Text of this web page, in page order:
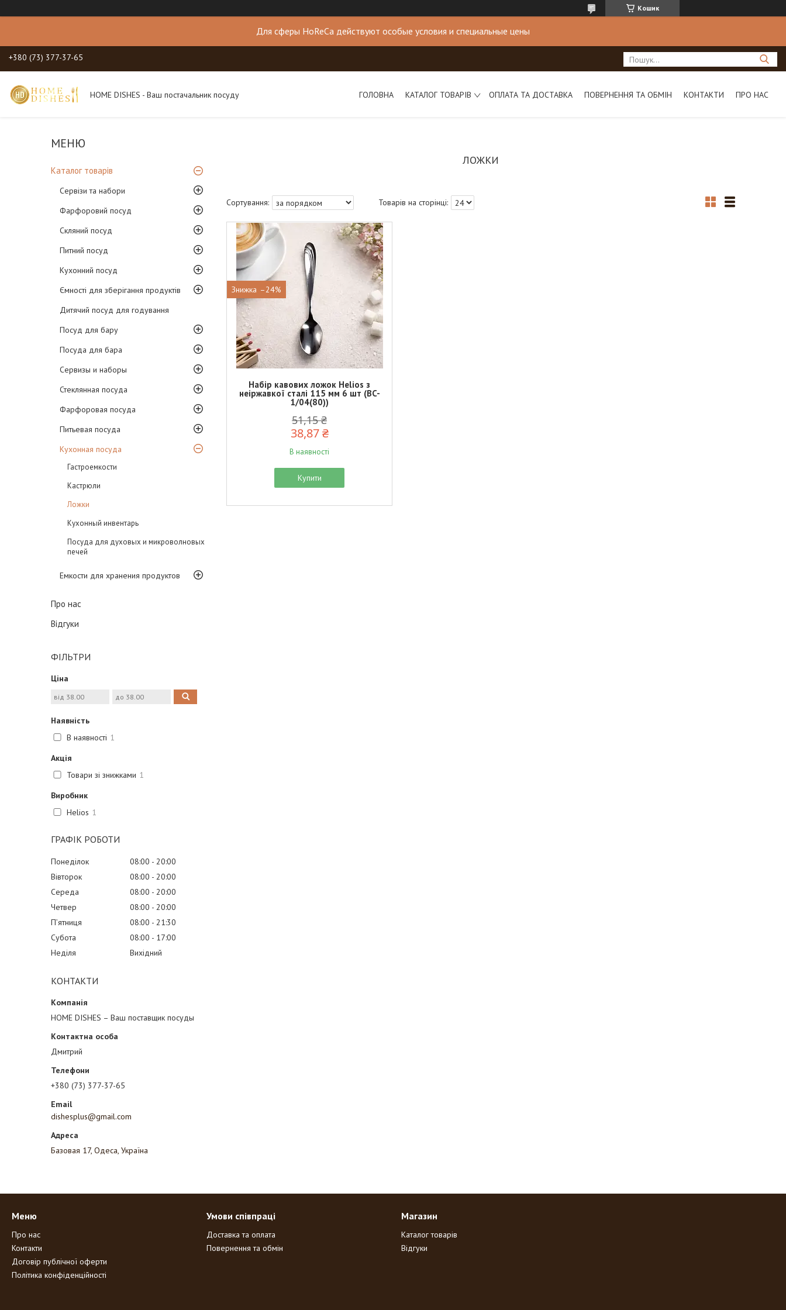
Кошик
Для сферы HoReCa действуют особые условия и специальные цены
+380 (73) 377-37-65
HOME DISHES - Ваш постачальник посуду ГОЛОВНА КАТАЛОГ ТОВАРІВ ОПЛАТА ТА ДОСТАВКА ПОВЕРНЕННЯ ТА ОБМІН КОНТАКТИ ПРО НАС
Каталог товарів
Сервізи та набори
Фарфоровий посуд
Скляний посуд
Питний посуд
Кухонний посуд
Ємності для зберігання продуктів
Дитячий посуд для годування
Посуд для бару
Посуда для бара
Сервизы и наборы
Стеклянная посуда
Фарфоровая посуда
Питьевая посуда
Кухонная посуда
Гастроемкости
Кастрюли
Ложки
Кухонный инвентарь
Посуда для духовых и микроволновых
печей
Емкости для хранения продуктов
Про нас
Відгуки
ФІЛЬТРИ
Ціна
Наявність
В наявності 1
Акція
Товари зі знижками 1
Виробник
Helios 1
ГРАФІК РОБОТИ
Понеділок 08:00
20:00
Вівторок
08:00
20:00
Середа
08:00
20:00
Четвер
08:00
20:00
Пʼятниця
08:00
21:30
Субота
08:00
17:00
Неділя
Вихідний
КОНТАКТИ
HOME DISHES – Ваш поставщик посуды
Дмитрий
+380 (73) 377-37-65
dishesplus@gmail.com
Базовая 17, Одеса, Україна
ЛОЖКИ
–24%
Набір кавових ложок Helios з
неіржавкої сталі 115 мм 6 шт (BC-
1/04(80))
51,15 ₴
38,87 ₴
В наявності
Купити
Меню
Про нас
Контакти
Договір публічної оферти
Політика конфіденційності
Умови співпраці
Доставка та оплата
Повернення та обмін
Магазин
Каталог товарів
Відгуки